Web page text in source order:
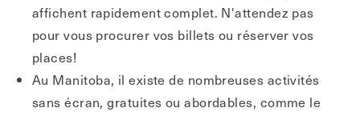
affichent rapidement complet. N'attendez pas
pour vous procurer vos billets ou réserver vos
places!
Au Manitoba, il existe de nombreuses activités
sans écran, gratuites ou abordables, comme le